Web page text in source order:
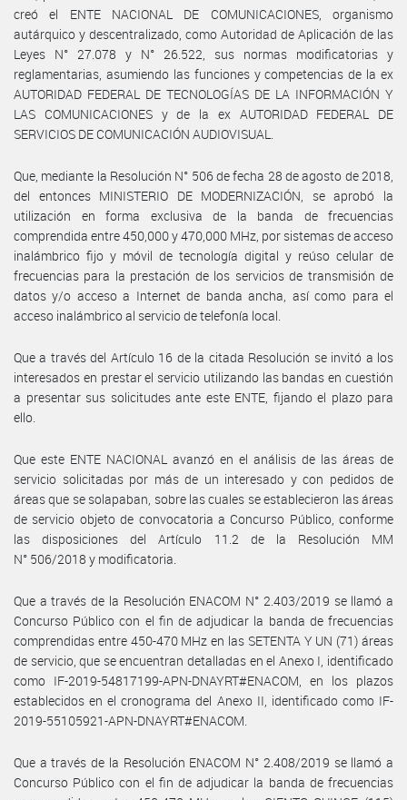
creó el ENTE NACIONAL DE COMUNICACIONES, organismo
autárquico y descentralizado, como Autoridad de Aplicación de las
Leyes N° 27.078 y N° 26.522, sus normas modificatorias y
reglamentarias, asumiendo las funciones y competencias de la ex
AUTORIDAD FEDERAL DE TECNOLOGÍAS DE LA INFORMACIÓN Y
LAS COMUNICACIONES y de la ex AUTORIDAD FEDERAL DE
SERVICIOS DE COMUNICACIÓN AUDIOVISUAL.
Que, mediante la Resolución N° 506 de fecha 28 de agosto de 2018,
del entonces MINISTERIO DE MODERNIZACIÓN, se aprobó la
utilización en forma exclusiva de la banda de frecuencias
comprendida entre 450,000 y 470,000 MHz, por sistemas de acceso
inalámbrico fijo y móvil de tecnología digital y reúso celular de
frecuencias para la prestación de los servicios de transmisión de
datos y/o acceso a Internet de banda ancha, así como para el
acceso inalámbrico al servicio de telefonía local.
Que a través del Artículo 16 de la citada Resolución se invitó a los
interesados en prestar el servicio utilizando las bandas en cuestión
a presentar sus solicitudes ante este ENTE, fijando el plazo para
ello.
Que este ENTE NACIONAL avanzó en el análisis de las áreas de
servicio solicitadas por más de un interesado y con pedidos de
áreas que se solapaban, sobre las cuales se establecieron las áreas
de servicio objeto de convocatoria a Concurso Público, conforme
las disposiciones del Artículo 11.2 de la Resolución MM
N° 506/2018 y modificatoria.
Que a través de la Resolución ENACOM N° 2.403/2019 se llamó a
Concurso Público con el fin de adjudicar la banda de frecuencias
comprendidas entre 450-470 MHz en las SETENTA Y UN (71) áreas
de servicio, que se encuentran detalladas en el Anexo I, identificado
como IF-2019-54817199-APN-DNAYRT#ENACOM, en los plazos
establecidos en el cronograma del Anexo II, identificado como IF-
2019-55105921-APN-DNAYRT#ENACOM.
Que a través de la Resolución ENACOM N° 2.408/2019 se llamó a
Concurso Público con el fin de adjudicar la banda de frecuencias